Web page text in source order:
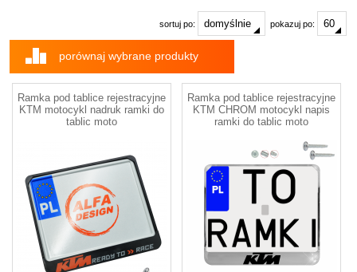
pokazuj po:
sortuj po:
porównaj wybrane produkty
Ramka pod tablice rejestracyjne
KTM motocykl nadruk ramki do
tablic moto
Ramka pod tablice rejestracyjne
KTM CHROM motocykl napis
ramki do tablic moto